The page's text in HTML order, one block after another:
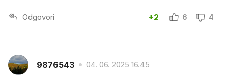
Odgovori +2 6 4
9876543 04. 06. 2025 16.45